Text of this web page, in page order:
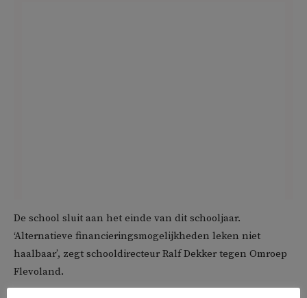
De school sluit aan het einde van dit schooljaar.
‘Alternatieve financieringsmogelijkheden leken niet
haalbaar’, zegt schooldirecteur Ralf Dekker tegen Omroep
Flevoland.